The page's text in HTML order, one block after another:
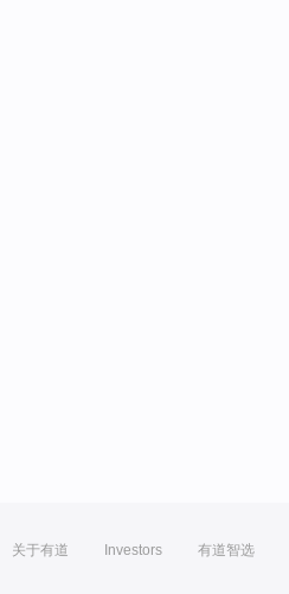
关于有道 Investors 有道智选